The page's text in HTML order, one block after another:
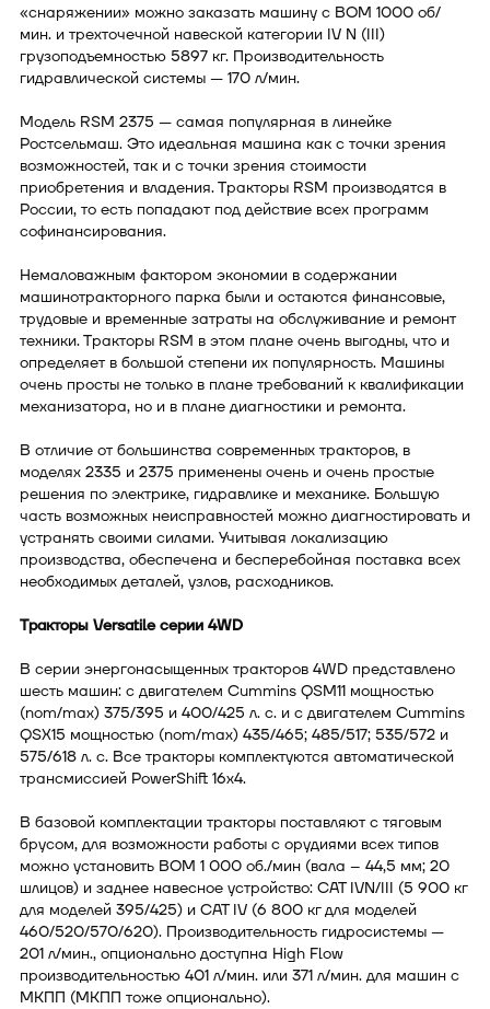
«снаряжении» можно заказать машину с ВОМ 1000 об/
мин. и трехточечной навеской категории IV N (III)
грузоподъемностью 5897 кг. Производительность
гидравлической системы — 170 л/мин.
Модель RSM 2375 — самая популярная в линейке
Ростсельмаш. Это идеальная машина как с точки зрения
возможностей, так и с точки зрения стоимости
приобретения и владения. Тракторы RSM производятся в
России, то есть попадают под действие всех программ
софинансирования.
Немаловажным фактором экономии в содержании
машинотракторного парка были и остаются финансовые,
трудовые и временные затраты на обслуживание и ремонт
техники. Тракторы RSM в этом плане очень выгодны, что и
определяет в большой степени их популярность. Машины
очень просты не только в плане требований к квалификации
механизатора, но и в плане диагностики и ремонта.
В отличие от большинства современных тракторов, в
моделях 2335 и 2375 применены очень и очень простые
решения по электрике, гидравлике и механике. Большую
часть возможных неисправностей можно диагностировать и
устранять своими силами. Учитывая локализацию
производства, обеспечена и бесперебойная поставка всех
необходимых деталей, узлов, расходников.
Тракторы Versatile серии 4WD
В серии энергонасыщенных тракторов 4WD представлено
шесть машин: с двигателем Cummins QSМ11 мощностью
(nom/max) 375/395 и 400/425 л. с. и с двигателем Cummins
QSX15 мощностью (nom/max) 435/465; 485/517; 535/572 и
575/618 л. с. Все тракторы комплектуются автоматической
трансмиссией PowerShift 16х4.
В базовой комплектации тракторы поставляют с тяговым
брусом, для возможности работы с орудиями всех типов
можно установить ВОМ 1 000 об./мин (вала – 44,5 мм; 20
шлицов) и заднее навесное устройство: CAT IVN/III (5 900 кг
для моделей 395/425) и CAT IV (6 800 кг для моделей
460/520/570/620). Производительность гидросистемы —
201 л/мин., опционально доступна High Flow
производительностью 401 л/мин. или 371 л/мин. для машин с
МКПП (МКПП тоже опционально).